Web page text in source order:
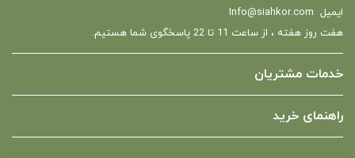
ایمیل Info@siahkor.com
هفت روز هفته ، از ساعت 11 تا 22 پاسخگوی شما هستیم.
خدمات مشتریان
راهنمای خرید